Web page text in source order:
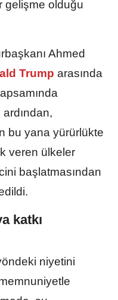
gelişme olduğu
Ahmed
Trump arasında
bu yana yürürlükte
veren ülkeler
başlatmasından
katkı
niyetini